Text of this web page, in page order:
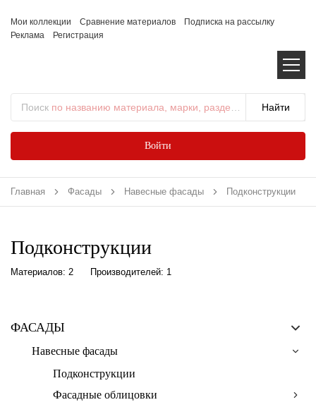
Мои коллекции Сравнение материалов
Подписка на рассылку
Реклама
Регистрация
Поиск по названию материала, марки, раздела...
Войти
Главная Фасады Навесные фасады Подконструкции
Подконструкции
Материалов: 2 Производителей: 1
ФАСАДЫ
Навесные фасады
Подконструкции
Фасадные облицовки